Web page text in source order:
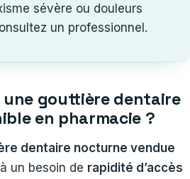
sévère ou douleurs
un professionnel.
gouttière dentaire
en pharmacie ?
dentaire nocturne vendue
un besoin de rapidité d’accès